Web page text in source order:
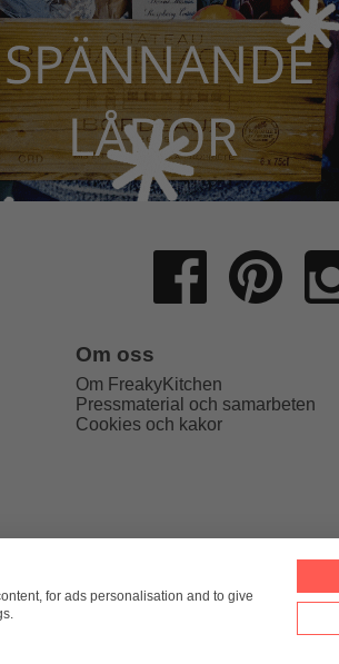
Om oss
Om FreakyKitchen
Pressmaterial och samarbeten
Cookies och kakor
Telefon: 076-217
for ads personalisation and to give